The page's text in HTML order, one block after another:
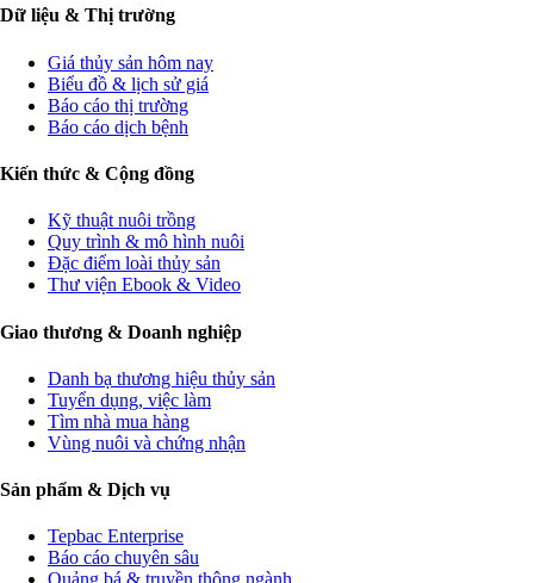
Dữ liệu & Thị trường
Giá thủy sản hôm nay
Biểu đồ & lịch sử giá
Báo cáo thị trường
Báo cáo dịch bệnh
Kiến thức & Cộng đồng
Kỹ thuật nuôi trồng
Quy trình & mô hình nuôi
Đặc điểm loài thủy sản
Thư viện Ebook & Video
Giao thương & Doanh nghiệp
Danh bạ thương hiệu thủy sản
Tuyển dụng, việc làm
Tìm nhà mua hàng
Vùng nuôi và chứng nhận
Sản phẩm & Dịch vụ
Tepbac Enterprise
Báo cáo chuyên sâu